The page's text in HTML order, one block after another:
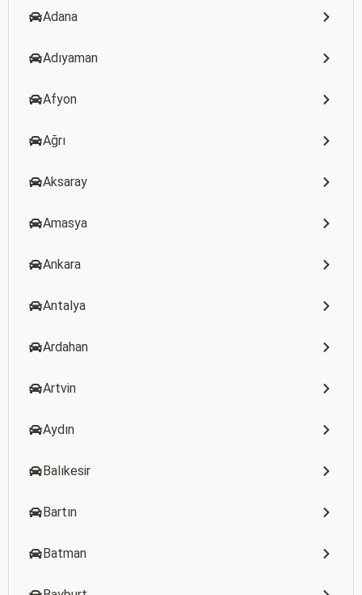
Adana
Adıyaman
Afyon
Ağrı
Aksaray
Amasya
Ankara
Antalya
Ardahan
Artvin
Aydın
Balıkesir
Bartın
Batman